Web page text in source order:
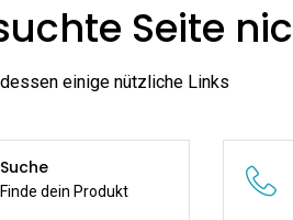
Seite
einige nützliche Links
Suche
Finde dein Produkt